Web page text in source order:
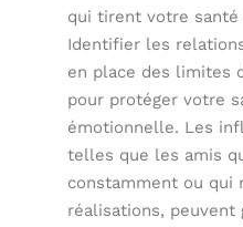
qui tirent votre
Identifier les
en place des limites
pour protéger votre
émotionnelle. Les
telles que les amis
constamment ou qui
réalisations, peuvent